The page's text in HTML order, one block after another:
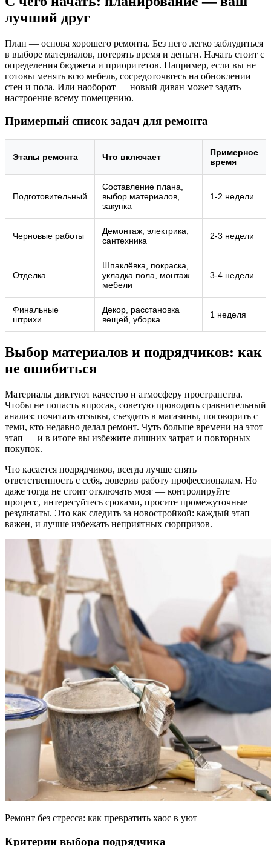
лучший друг
План — основа хорошего ремонта. Без него легко заблудиться
в выборе материалов, потерять время и деньги. Начать стоит с
определения бюджета и приоритетов. Например, если вы не
готовы менять всю мебель, сосредоточьтесь на обновлении
стен и пола. Или наоборот — новый диван может задать
настроение всему помещению.
Примерный список задач для ремонта
Этапы ремонта Что включает
Примерное
время
Подготовительный
Составление плана,
выбор материалов,
закупка
1-2 недели
Черновые работы
Демонтаж, электрика,
сантехника
2-3 недели
Отделка
Шпаклёвка, покраска,
укладка пола, монтаж
мебели
3-4 недели
Финальные
штрихи
Декор, расстановка
вещей, уборка
1 неделя
Выбор материалов и подрядчиков: как
не ошибиться
Материалы диктуют качество и атмосферу пространства.
Чтобы не попасть впросак, советую проводить сравнительный
анализ: почитать отзывы, съездить в магазины, поговорить с
теми, кто недавно делал ремонт. Чуть больше времени на этот
этап — и в итоге вы избежите лишних затрат и повторных
покупок.
Что касается подрядчиков, всегда лучше снять
ответственность с себя, доверив работу профессионалам. Но
даже тогда не стоит отключать мозг — контролируйте
процесс, интересуйтесь сроками, просите промежуточные
результаты. Это как следить за новостройкой: каждый этап
важен, и лучше избежать неприятных сюрпризов.
Ремонт без стресса: как превратить хаос в уют
Критерии выбора подрядчика